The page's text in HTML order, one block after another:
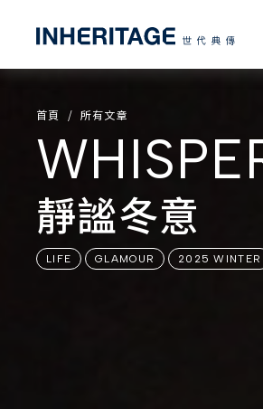
首頁 所有文章
靜謐冬意
LIFE GLAMOUR 2025 WINTER